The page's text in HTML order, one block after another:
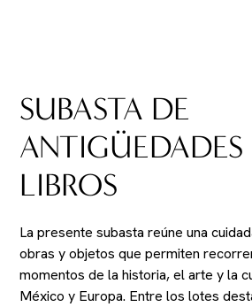
SUBASTA DE
ANTIGÜEDADES
LIBROS
La presente subasta reúne una
obras y objetos que permiten
momentos de la historia, el arte y la
México y Europa. Entre los lotes